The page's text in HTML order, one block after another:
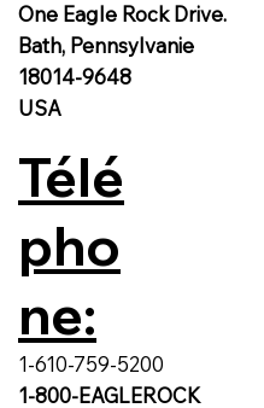
One Eagle Rock Drive.
Bath, Pennsylvanie
18014-9648
USA
Télé
pho
ne:
1-610-759-5200
1-800-EAGLEROCK